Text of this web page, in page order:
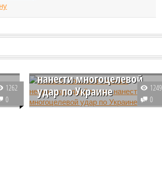
1262
0
Reuters: Россия в течение
нанести многоцелевой
удар по Украине
Соединённые Штаты ожидают,
1249
0